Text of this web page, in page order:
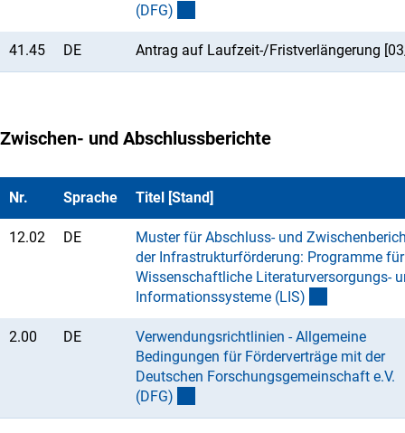
(DFG)
41.45 DE Antrag auf Laufzeit-/Fristverlängerung
Zwischen- und Abschlussberichte
Nr. Sprache Titel [Stand]
12.02 DE
Muster für Abschluss- und
der Infrastrukturförderung: Programme für
Wissenschaftliche Literaturversorgungs-
Informationssysteme (LIS)
2.00 DE
Verwendungsrichtlinien - Allgemeine
Bedingungen für Förderverträge mit der
Deutschen Forschungsgemeinschaft e.V.
(DFG)